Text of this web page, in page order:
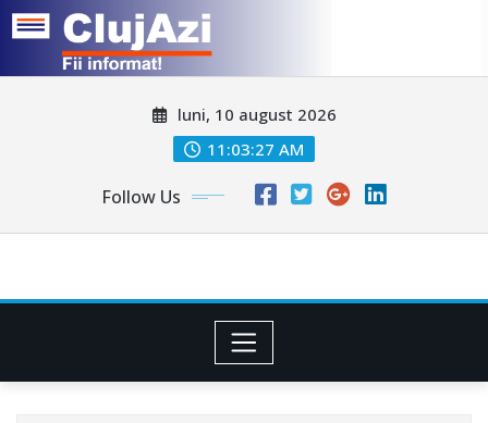
luni, 10 august 2026
11:03:29 AM
Follow Us